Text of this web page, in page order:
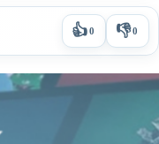
👍0 👎0